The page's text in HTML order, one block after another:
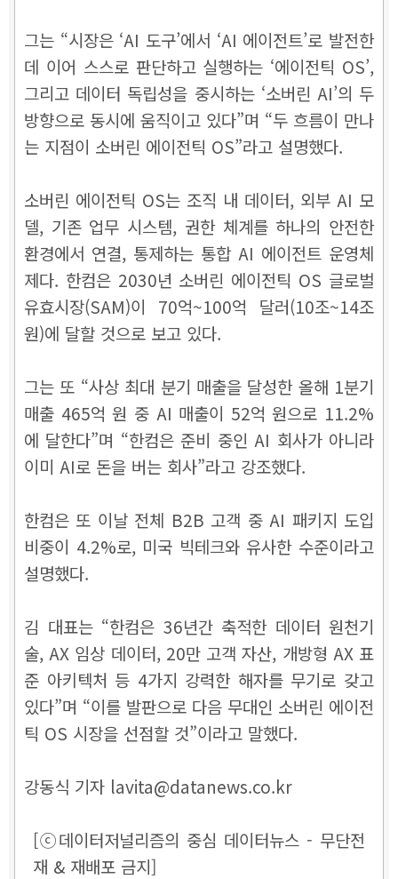
그는 “시장은 ‘AI 도구’에서 ‘AI 에이전트’로 발전한
데 이어 스스로 판단하고 실행하는 ‘에이전틱 OS’,
그리고 데이터 독립성을 중시하는 ‘소버린 AI’의 두
방향으로 동시에 움직이고 있다”며 “두 흐름이 만나
는 지점이 소버린 에이전틱 OS”라고 설명했다.
소버린 에이전틱 OS는 조직 내 데이터, 외부 AI 모
델, 기존 업무 시스템, 권한 체계를 하나의 안전한
환경에서 연결, 통제하는 통합 AI 에이전트 운영체
제다. 한컴은 2030년 소버린 에이전틱 OS 글로벌
유효시장(SAM)이 70억~100억 달러(10조~14조
원)에 달할 것으로 보고 있다.
그는 또 “사상 최대 분기 매출을 달성한 올해 1분기
매출 465억 원 중 AI 매출이 52억 원으로 11.2%
에 달한다”며 “한컴은 준비 중인 AI 회사가 아니라
이미 AI로 돈을 버는 회사”라고 강조했다.
한컴은 또 이날 전체 B2B 고객 중 AI 패키지 도입
비중이 4.2%로, 미국 빅테크와 유사한 수준이라고
설명했다.
김 대표는 “한컴은 36년간 축적한 데이터 원천기
술, AX 임상 데이터, 20만 고객 자산, 개방형 AX 표
준 아키텍처 등 4가지 강력한 해자를 무기로 갖고
있다”며 “이를 발판으로 다음 무대인 소버린 에이전
틱 OS 시장을 선점할 것”이라고 말했다.
강동식 기자 lavita@datanews.co.kr
[ⓒ데이터저널리즘의 중심 데이터뉴스 - 무단전
재 & 재배포 금지]